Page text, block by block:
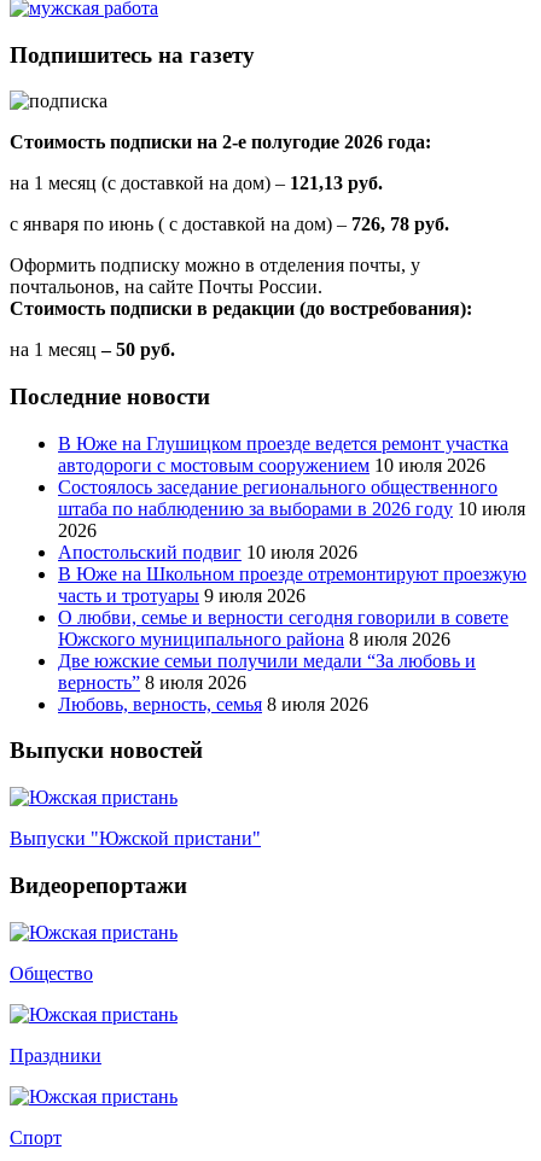
Подпишитесь на газету
Стоимость подписки на 2-е полугодие 2026 года:
на 1 месяц (с доставкой на дом) – 121,13 руб.
с января по июнь ( с доставкой на дом) – 726, 78 руб.
Оформить подписку можно в отделения почты, у
почтальонов, на сайте Почты России.
Стоимость подписки в редакции (до востребования):
на 1 месяц – 50 руб.
Последние новости
В Юже на Глушицком проезде ведется ремонт участка
автодороги с мостовым сооружением 10 июля 2026
Состоялось заседание регионального общественного
штаба по наблюдению за выборами в 2026 году 10 июля
2026
Апостольский подвиг 10 июля 2026
В Юже на Школьном проезде отремонтируют проезжую
часть и тротуары 9 июля 2026
О любви, семье и верности сегодня говорили в совете
Южского муниципального района 8 июля 2026
Две южские семьи получили медали “За любовь и
верность” 8 июля 2026
Любовь, верность, семья 8 июля 2026
Выпуски новостей
Выпуски "Южской пристани"
Видеорепортажи
Общество
Праздники
Спорт